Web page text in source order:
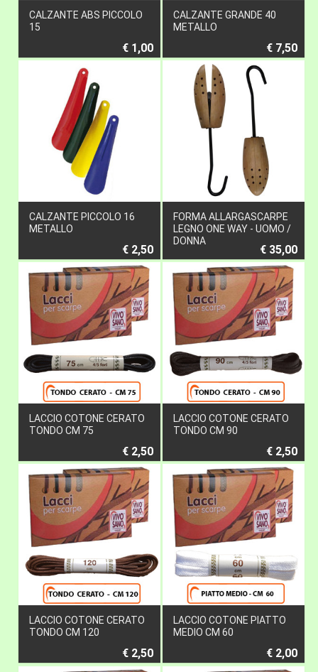
CALZANTE ABS PICCOLO
15
€ 1,00
CALZANTE GRANDE 40
METALLO
€ 7,50
CALZANTE PICCOLO 16
METALLO
€ 2,50
FORMA ALLARGASCARPE
LEGNO ONE WAY - UOMO /
DONNA
€ 35,00
LACCIO COTONE CERATO
TONDO CM 75
€ 2,50
LACCIO COTONE CERATO
TONDO CM 90
€ 2,50
LACCIO COTONE CERATO
TONDO CM 120
€ 2,50
LACCIO COTONE PIATTO
MEDIO CM 60
€ 2,00